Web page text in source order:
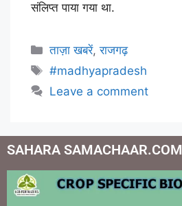
संलिप्त पाया गया था.
ताज़ा खबरें,राजगढ़
#madhyapradesh
Leave a comment
SAHARA SAMACHAAR.COM